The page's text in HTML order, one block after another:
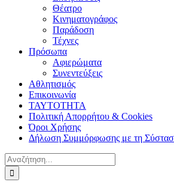
Θέατρο
Κινηματογράφος
Παράδοση
Τέχνες
Πρόσωπα
Αφιερώματα
Συνεντεύξεις
Αθλητισμός
Επικοινωνία
ΤΑΥΤΟΤΗΤΑ
Πολιτική Απορρήτου & Cookies
Όροι Χρήσης
Δήλωση Συμμόρφωσης με τη
Αναζήτηση
για: